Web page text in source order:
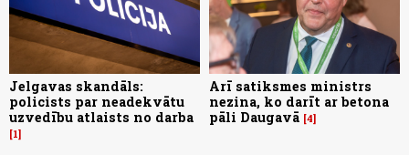
Jelgavas skandāls:
policists par neadekvātu
uzvedību atlaists no darba
1
Arī satiksmes ministrs
nezina, ko darīt ar betona
pāli Daugavā 4